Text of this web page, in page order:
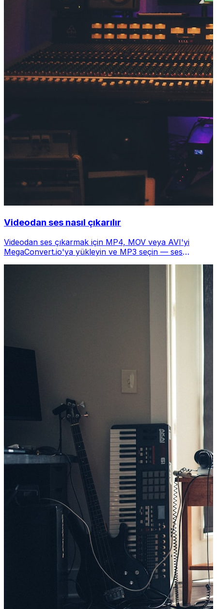
Videodan ses nasıl çıkarılır
Videodan ses çıkarmak için MP4, MOV veya AVI'yi
MegaConvert.io'ya yükleyin ve MP3 seçin — ses